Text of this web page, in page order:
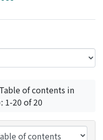
of contents in
1-20 of 20